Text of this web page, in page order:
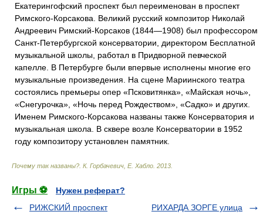
Екатерингофский проспект был переименован в проспект
Римского-Корсакова. Великий русский композитор Николай
Андреевич Римский-Корсаков (1844—1908) был профессором
Санкт-Петербургской консерватории, директором Бесплатной
музыкальной школы, работал в Придворной певческой
капелле. В Петербурге были впервые исполнены многие его
музыкальные произведения. На сцене Мариинского театра
состоялись премьеры опер «Псковитянка», «Майская ночь»,
«Снегурочка», «Ночь перед Рождеством», «Садко» и других.
Именем Римского-Корсакова названы также Консерватория и
музыкальная школа. В сквере возле Консерватории в 1952
году композитору установлен памятник.
Почему так названы? К. Горбачевич, Е. Хабло 2013
Игры ⚽
Нужен реферат?
РИЖСКИЙ проспект
РИХАРДА ЗОРГЕ улица